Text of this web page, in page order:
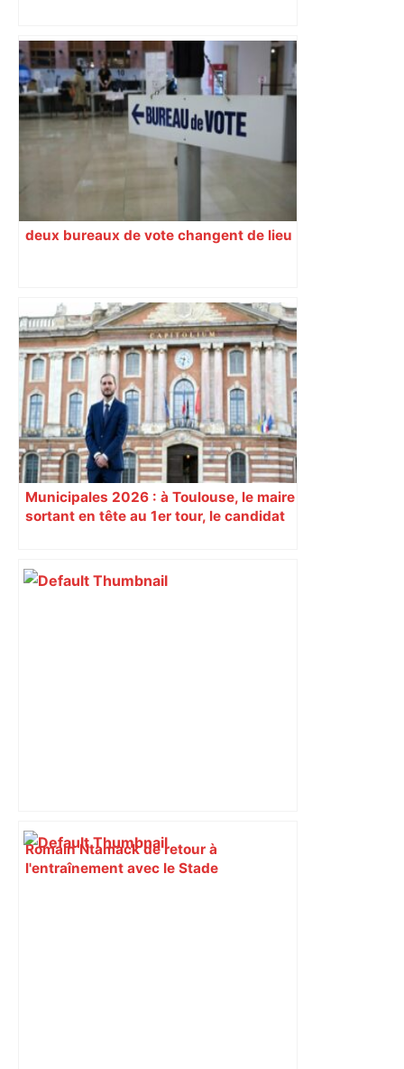
"C’est l’une des plus fortes
fréquentations du circuit" : Toulouse
est-elle la capitale du poker amateur –
ladepeche.fr
deux bureaux de vote changent de lieu
Municipales 2026 : à Toulouse, le maire
sortant en tête au 1er tour, le candidat
Romain Ntamack de retour à
l'entraînement avec le Stade